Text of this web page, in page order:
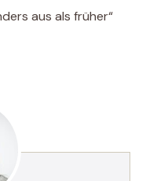
aus als früher“